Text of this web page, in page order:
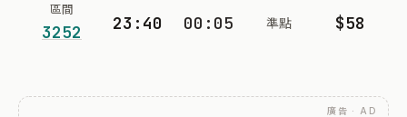
區間
3252 23:40 00:05 準點 $58
廣告 · AD